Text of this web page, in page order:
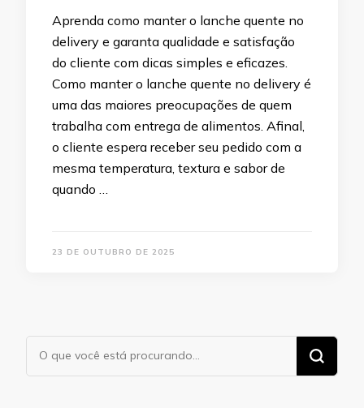
Aprenda como manter o lanche quente no
delivery e garanta qualidade e satisfação
do cliente com dicas simples e eficazes.
Como manter o lanche quente no delivery é
uma das maiores preocupações de quem
trabalha com entrega de alimentos. Afinal,
o cliente espera receber seu pedido com a
mesma temperatura, textura e sabor de
quando …
23 DE OUTUBRO DE 2025
Procurando
algo?